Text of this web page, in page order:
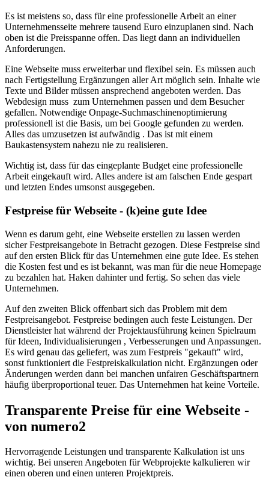
Es ist meistens so, dass für eine professionelle Arbeit an einer
Unternehmensseite mehrere tausend Euro einzuplanen sind. Nach
oben ist die Preisspanne offen. Das liegt dann an individuellen
Anforderungen.
Eine Webseite muss erweiterbar und flexibel sein. Es müssen auch
nach Fertigstellung Ergänzungen aller Art möglich sein. Inhalte wie
Texte und Bilder müssen ansprechend angeboten werden. Das
Webdesign muss zum Unternehmen passen und dem Besucher
gefallen. Notwendige Onpage-Suchmaschinenoptimierung
professionell ist die Basis, um bei Google gefunden zu werden.
Alles das umzusetzen ist aufwändig . Das ist mit einem
Baukastensystem nahezu nie zu realisieren.
Wichtig ist, dass für das eingeplante Budget eine professionelle
Arbeit eingekauft wird. Alles andere ist am falschen Ende gespart
und letzten Endes umsonst ausgegeben.
Festpreise für Webseite - (k)eine gute Idee
Wenn es darum geht, eine Webseite erstellen zu lassen werden
sicher Festpreisangebote in Betracht gezogen. Diese Festpreise sind
auf den ersten Blick für das Unternehmen eine gute Idee. Es stehen
die Kosten fest und es ist bekannt, was man für die neue Homepage
zu bezahlen hat. Haken dahinter und fertig. So sehen das viele
Unternehmen.
Auf den zweiten Blick offenbart sich das Problem mit dem
Festpreisangebot. Festpreise bedingen auch feste Leistungen. Der
Dienstleister hat während der Projektausführung keinen Spielraum
für Ideen, Individualisierungen , Verbesserungen und Anpassungen.
Es wird genau das geliefert, was zum Festpreis "gekauft" wird,
sonst funktioniert die Festpreiskalkulation nicht. Ergänzungen oder
Änderungen werden dann bei manchen unfairen Geschäftspartnern
häufig überproportional teuer. Das Unternehmen hat keine Vorteile.
Transparente Preise für eine Webseite -
von numero2
Hervorragende Leistungen und transparente Kalkulation ist uns
wichtig. Bei unseren Angeboten für Webprojekte kalkulieren wir
einen oberen und einen unteren Projektpreis.